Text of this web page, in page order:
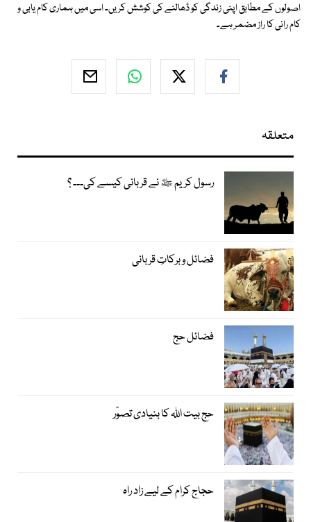
اصولوں کے مطابق اپنی زندگی کو ڈھالنے کی کوشش کریں۔ اسی میں ہماری کام یابی و
کام رانی کا راز مضمر ہے۔
متعلقہ
رسول کریم ﷺ نے قربانی کیسے کی۔۔۔ ؟
فضائل و برکاتِ قربانی
فضائل حج
حج بیت اﷲ کا بنیادی تصوّر
حجاج کرام کے لیے زاد راہ